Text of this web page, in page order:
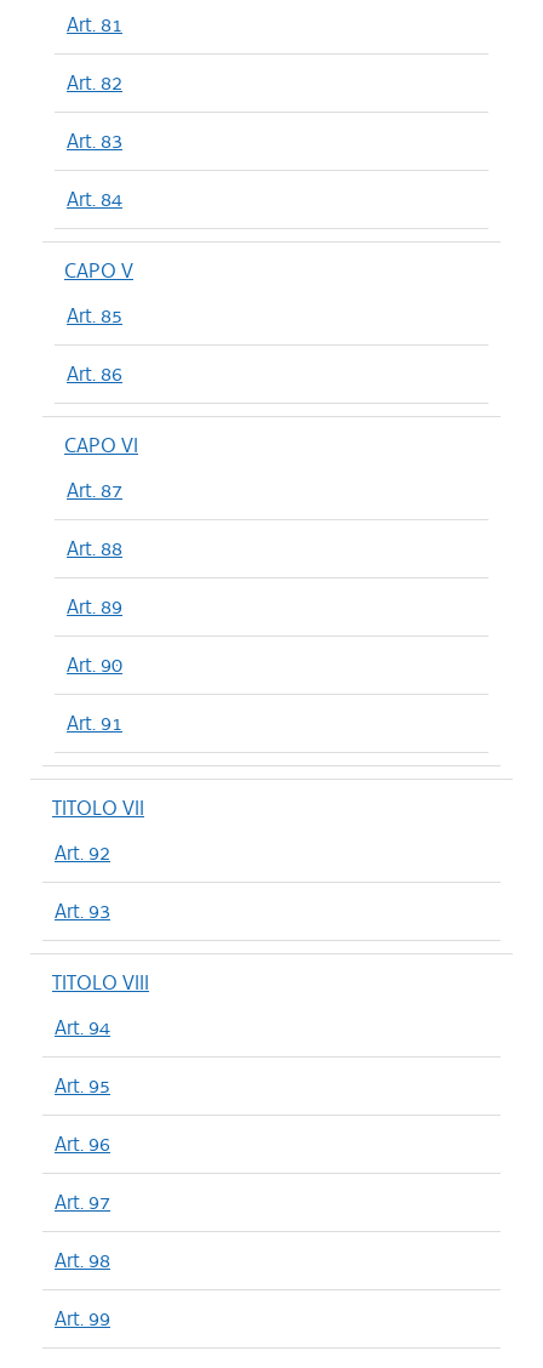
Art. 81
Art. 82
Art. 83
Art. 84
CAPO V
Art. 85
Art. 86
CAPO VI
Art. 87
Art. 88
Art. 89
Art. 90
Art. 91
TITOLO VII
Art. 92
Art. 93
TITOLO VIII
Art. 94
Art. 95
Art. 96
Art. 97
Art. 98
Art. 99